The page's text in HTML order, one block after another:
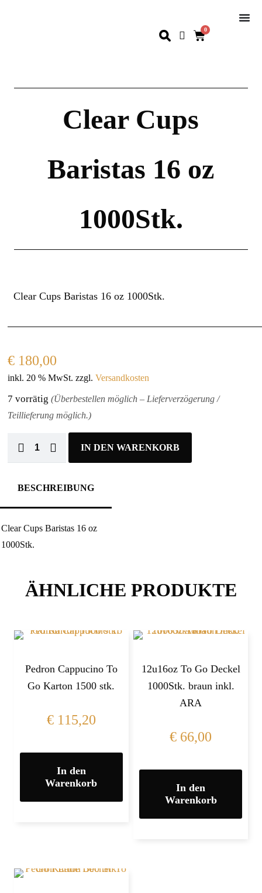
0
Clear Cups
Baristas 16 oz
1000Stk.
Clear Cups Baristas 16 oz 1000Stk.
€ 180,00
inkl. 20 % MwSt. zzgl.Versandkosten
7 vorrätig(Überbestellen möglich – Lieferverzögerung /
Teillieferung möglich.)
IN DEN WARENKORB
BESCHREIBUNG
Clear Cups Baristas 16 oz
1000Stk.
ÄHNLICHE PRODUKTE
Pedron Cappucino To
Go Karton 1500 stk.
€115,20
In den
Warenkorb
12u16oz To Go Deckel
1000Stk. braun inkl.
ARA
€ 66,00
In den
Warenkorb